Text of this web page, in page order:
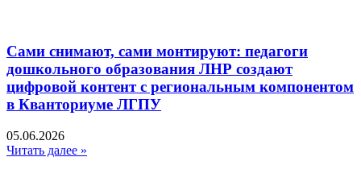
Сами снимают, сами монтируют: педагоги
дошкольного образования ЛНР создают
цифровой контент с региональным компонентом
в Кванториуме ЛГПУ​
05.06.2026
Читать далее »